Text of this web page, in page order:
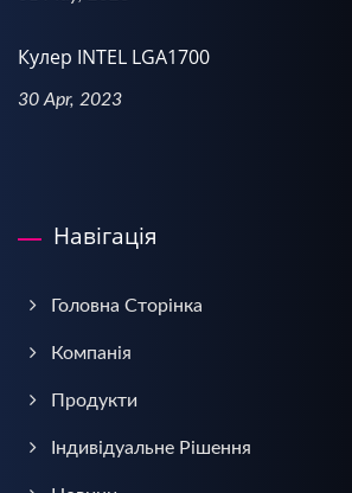
Кулер INTEL LGA1700
30 Apr, 2023
Навігація
Головна Сторінка
Компанія
Продукти
Індивідуальне Рішення